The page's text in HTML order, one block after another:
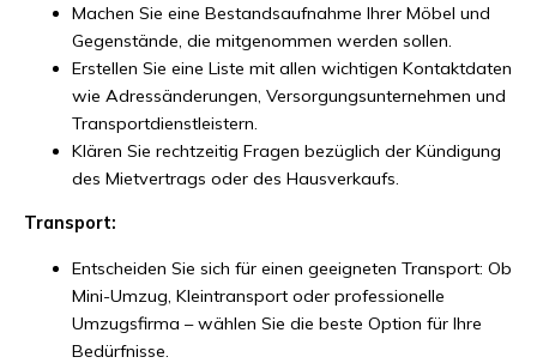
Machen Sie eine Bestandsaufnahme Ihrer Möbel und
Gegenstände, die mitgenommen werden sollen.
Erstellen Sie eine Liste mit allen wichtigen Kontaktdaten
wie Adressänderungen, Versorgungsunternehmen und
Transportdienstleistern.
Klären Sie rechtzeitig Fragen bezüglich der Kündigung
des Mietvertrags oder des Hausverkaufs.
Transport:
Entscheiden Sie sich für einen geeigneten Transport: Ob
Mini-Umzug, Kleintransport oder professionelle
Umzugsfirma – wählen Sie die beste Option für Ihre
Bedürfnisse.